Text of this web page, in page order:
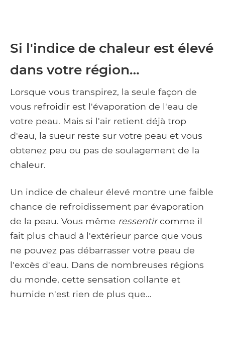
Si l'indice de chaleur est élevé
dans votre région…
Lorsque vous transpirez, la seule façon de
vous refroidir est l'évaporation de l'eau de
votre peau. Mais si l'air retient déjà trop
d'eau, la sueur reste sur votre peau et vous
obtenez peu ou pas de soulagement de la
chaleur.
Un indice de chaleur élevé montre une faible
chance de refroidissement par évaporation
de la peau. Vous même ressentircomme il
fait plus chaud à l'extérieur parce que vous
ne pouvez pas débarrasser votre peau de
l'excès d'eau. Dans de nombreuses régions
du monde, cette sensation collante et
humide n'est rien de plus que…